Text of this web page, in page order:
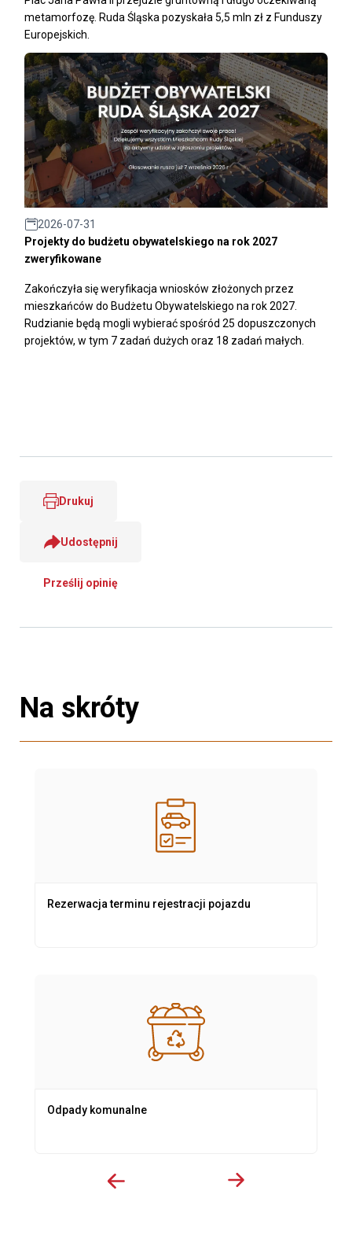
metamorfozę. Ruda Śląska pozyskała 5,5 mln zł z Funduszy
Europejskich.
2026-07-31
Projekty do budżetu obywatelskiego na rok 2027
zweryfikowane
Zakończyła się weryfikacja wniosków złożonych przez
mieszkańców do Budżetu Obywatelskiego na rok 2027.
Rudzianie będą mogli wybierać spośród 25 dopuszczonych
projektów, w tym 7 zadań dużych oraz 18 zadań małych.
Drukuj
Udostępnij
Prześlij opinię
Na skróty
Rezerwacja terminu rejestracji pojazdu
Odpady komunalne